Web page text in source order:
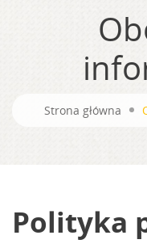
Strona główna
Polityka